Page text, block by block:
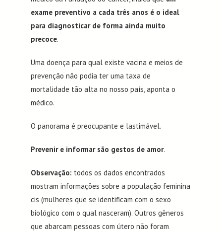
exame preventivo a cada três anos é o ideal
para diagnosticar de forma ainda muito
precoce.
Uma doença para qual existe vacina e meios de
prevenção não podia ter uma taxa de
mortalidade tão alta no nosso país, aponta o
médico.
O panorama é preocupante e lastimável.
Prevenir e informar são gestos de amor.
Observação: todos os dados encontrados
mostram informações sobre a população feminina
cis (mulheres que se identificam com o sexo
biológico com o qual nasceram). Outros gêneros
que abarcam pessoas com útero não foram